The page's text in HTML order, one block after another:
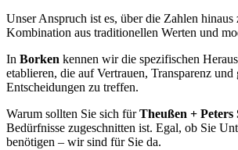
Unser Anspruch ist es, über die Zahlen
Kombination aus traditionellen Werten und
In Borken kennen wir die spezifischen
etablieren, die auf Vertrauen, Transparenz
Entscheidungen zu treffen.
Warum sollten Sie sich fürTheußen + Peters
Bedürfnisse zugeschnitten ist. Egal, ob Sie
benötigen – wir sind für Sie da.